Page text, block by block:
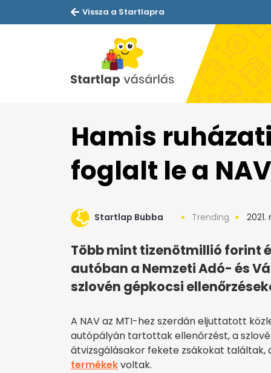
Vissza a Startlapra
Hamis
foglalt le a NAV
Startlap Bubba Trending 2021.
Több mint tizenötmillió forint
autóban a Nemzeti Adó- és
szlovén gépkocsi
A NAV az MTI-hez szerdán eljuttatott
autópályán tartottak ellenőrzést, a
átvizsgálásakor fekete zsákokat találtak,
termékekvoltak.